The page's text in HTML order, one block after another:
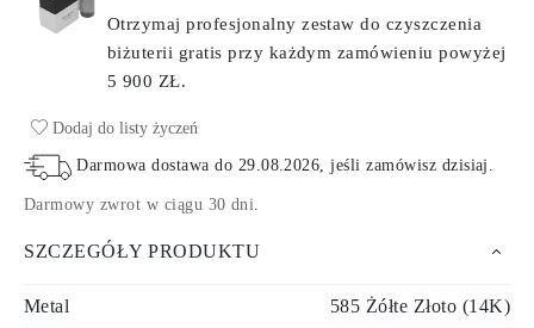
Otrzymaj profesjonalny zestaw do czyszczenia
biżuterii gratis przy każdym zamówieniupowyżej
5 900 ZŁ.
Dodaj do listy życzeń
Darmowa dostawa do 29.08.2026, jeśli zamówisz dzisiaj .
Darmowy zwrot w ciągu 30 dni.
SZCZEGÓŁY PRODUKTU
Metal 585 Żółte Złoto (14K)